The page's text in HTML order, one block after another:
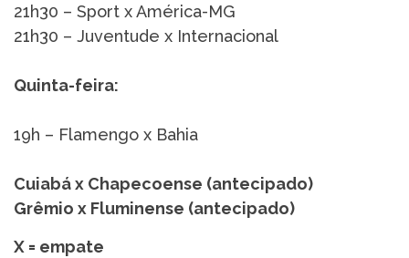
21h30 – Sport x América-MG
21h30 – Juventude x Internacional
Quinta-feira:
19h – Flamengo x Bahia
Cuiabá x Chapecoense (antecipado)
Grêmio x Fluminense (antecipado)
X = empate